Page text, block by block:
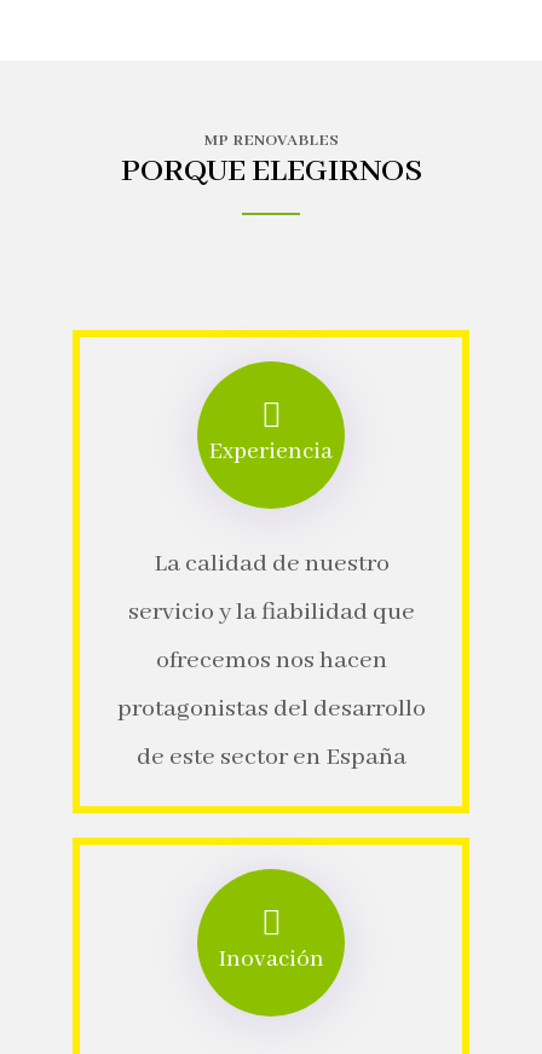
MP RENOVABLES
PORQUE ELEGIRNOS
Experiencia​
La calidad de nuestro
servicio y la fiabilidad que
ofrecemos nos hacen
protagonistas del desarrollo
de este sector en España
Inovación